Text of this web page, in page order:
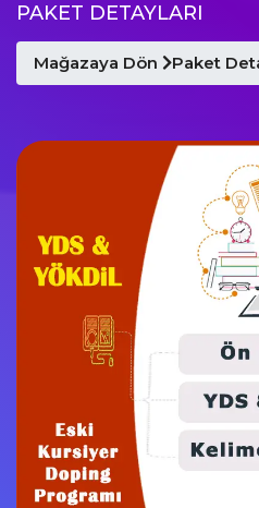
PAKET DETAYLARI
Mağazaya Dön Paket